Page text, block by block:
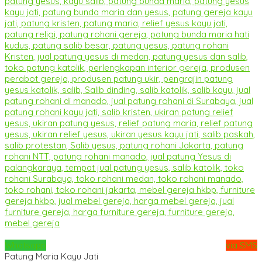
Whatsapp
via SMS
Patung Maria Kayu Jati